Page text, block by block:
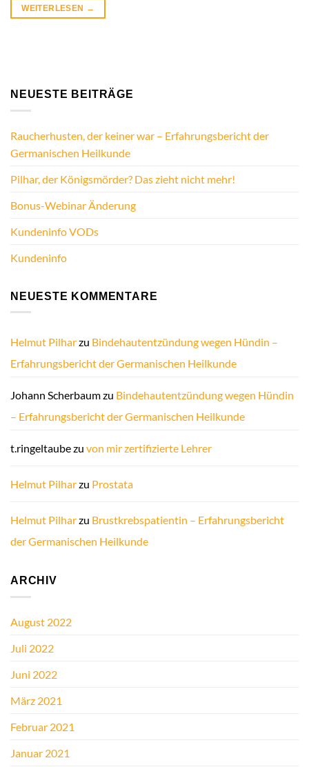
WEITERLESEN →
NEUESTE BEITRÄGE
Raucherhusten, der keiner war – Erfahrungsbericht der
Germanischen Heilkunde
Pilhar, der Königsmörder? Das zieht nicht mehr!
Bonus-Webinar Änderung
Kundeninfo VODs
Kundeninfo
NEUESTE KOMMENTARE
Helmut Pilharzu Bindehautentzündung wegen Hündin –
Erfahrungsbericht der Germanischen Heilkunde
Johann Scherbaumzu Bindehautentzündung wegen Hündin
– Erfahrungsbericht der Germanischen Heilkunde
t.ringeltaubezu von mir zertifizierte Lehrer
Helmut Pilharzu Prostata
Helmut Pilharzu Brustkrebspatientin – Erfahrungsbericht
der Germanischen Heilkunde
ARCHIV
August 2022
Juli 2022
Juni 2022
März 2021
Februar 2021
Januar 2021